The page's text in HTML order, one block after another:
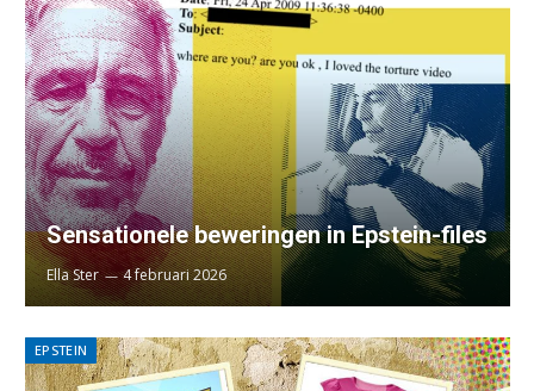
Sensationele beweringen in Epstein-files
Ella Ster 4 februari 2026
EPSTEIN